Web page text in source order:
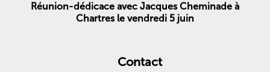
Réunion-dédicace avec Jacques Cheminade à
Chartres le vendredi 5 juin
Contact